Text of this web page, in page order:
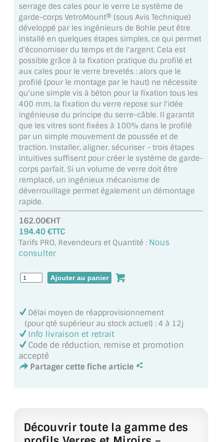
MIROIR DE SALLE DE BAIN
MIROIR PAROI DE DOUCHE
MIROIR POUR SALLE DE SPORT
MIROIR POUR SALLE DE DANSE
MIROIR ENCADRÉ
MIROIR TV
VERRE SUR MESURE
VERRE EXTRACLAIR
VERRE TREMPÉ (SÉCURIT)
PAROI DE DOUCHE
VERRE FEUILLETÉ
VERRE ANTI-REFLET
DALLE DE SOL EN VERRE
PORTE EN VERRE
GARDE CORPS EN VERRE
serrage des cales pour le verre Le système de
garde-corps VetroMount® (sous Avis Technique)
développé par les ingénieurs de Bohle peut être
installé en quelques étapes simples, ce qui permet
d'économiser du temps et de l'argent. Cela est
possible grâce à la fixation pratique du profilé et
aux cales pour le verre brevetés : alors que le
profilé (pour le montage par le haut) ne nécessite
qu'une simple vis à béton pour la fixation tous les
400 mm, la fixation du verre repose sur l'idée
ingénieuse du principe du serre-câble. Il garantit
que les vitres sont fixées à 100% dans le profilé
par un simple mouvement de poussée et de
traction. Installer, aligner, sécuriser - trois étapes
intuitives suffisent pour créer le système de garde-
corps parfait. Si un volume de verre doit être
remplacé, un ingénieux mécanisme de
déverrouillage permet également un démontage
rapide.
162.00€HT
194.40 €TTC
Tarifs PRO, Revendeurs et Quantité : Nous
consulter
Délai moyen de réapprovisionnement
(pour qté supérieur au stock actuel) : 4 à 12j
Info livraison et retrait
Code de réduction, remise et promotion
accepté
Partager cette fiche article
Découvrir toute la gamme des